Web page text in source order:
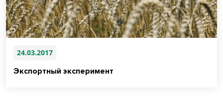
24.03.2017
Экспортный эксперимент